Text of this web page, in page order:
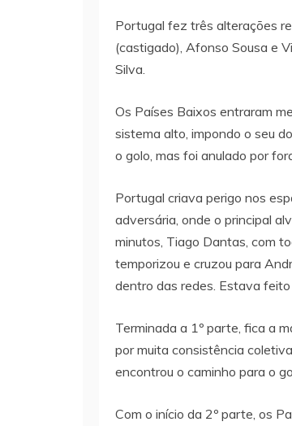
Portugal fez três alterações
(castigado), Afonso Sousa e
Silva.
Os Países Baixos entraram
sistema alto, impondo o seu
o golo, mas foi anulado por
Portugal criava perigo nos
adversária, onde o principal
minutos, Tiago Dantas, com
temporizou e cruzou para
dentro das redes. Estava
Terminada a 1º parte, fica a
por muita consistência
encontrou o caminho para o
Com o início da 2º parte, os